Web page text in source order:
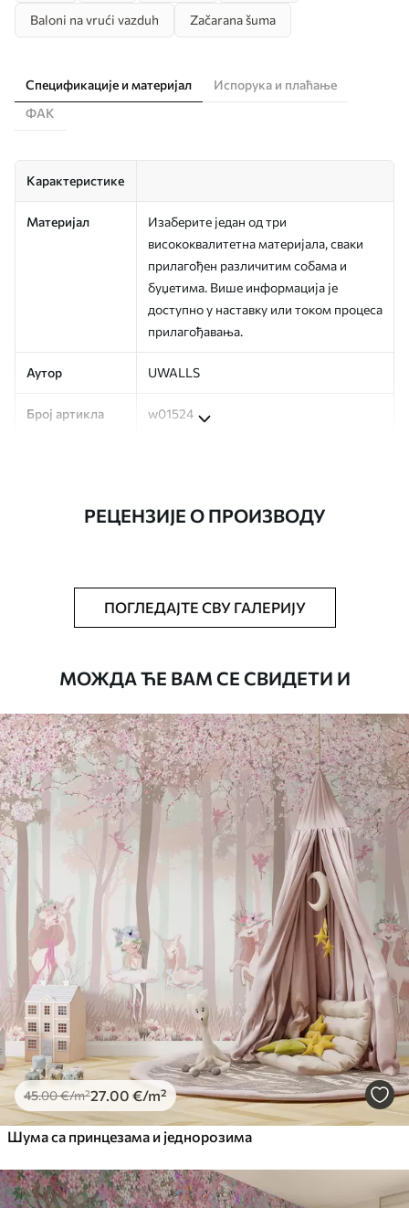
Baloni na vrući vazduh Začarana šuma
Спецификације и материјал
Испорука и плаћање
ФАК
Карактеристике
Материјал
Изаберите један од три
висококвалитетна материјала, сваки
прилагођен различитим собама и
буџетима. Више информација је
доступно у наставку или током процеса
прилагођавања.
Аутор UWALLS
Број артикла w01524
Тапета се може нежно очистити меким
сунђером. Позадине са завршном
водом.
Доступни материјали
Standard
27 €/m²
Premium
56.67
Premium Vinil
65.0039 .00 €/m²
Peel and Stick
81.6749.00€/m²
РЕЦЕНЗИЈЕ О ПРОИЗВОДУ
ПОГЛЕДАЈТЕ СВУ ГАЛЕРИЈУ
МОЖДА ЋЕ ВАМ СЕ СВИДЕТИ И
45.00€/m²27 .00 €/m²
Шума са принцезама и једнорозима